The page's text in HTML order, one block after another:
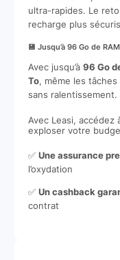
ultra-rapides. Le
recharge plus
💾 Jusqu’à 96 Go de
Avec jusqu’à 96 Go
To, même les tâches
sans ralentissement.
Avec Leasi, accédez
exploser votre
✅ Une assurance
l’oxydation
✅ Un cashback
contrat